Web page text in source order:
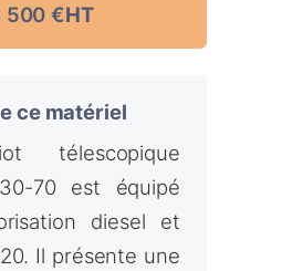
500€HT
ce matériel
télescopique
70 est équipé
diesel et
Il présente une